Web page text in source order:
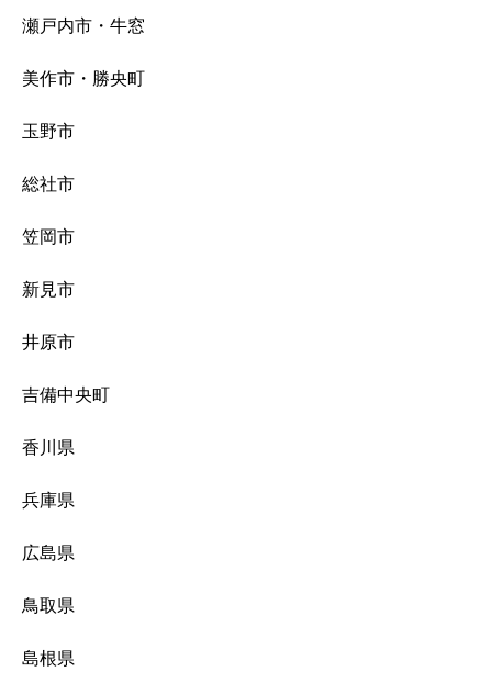
瀬戸内市・牛窓
美作市・勝央町
玉野市
総社市
笠岡市
新見市
井原市
吉備中央町
香川県
兵庫県
広島県
鳥取県
島根県